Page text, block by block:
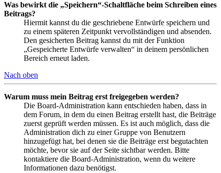
Was bewirkt die „Speichern“-Schaltfläche beim Schreiben eines
Beitrags?
Hiermit kannst du die geschriebene Entwürfe speichern und
zu einem späteren Zeitpunkt vervollständigen und absenden.
Den gesicherten Beitrag kannst du mit der Funktion
„Gespeicherte Entwürfe verwalten“ in deinem persönlichen
Bereich erneut laden.
Nach oben
Warum muss mein Beitrag erst freigegeben werden?
Die Board-Administration kann entschieden haben, dass in
dem Forum, in dem du einen Beitrag erstellt hast, die Beiträge
zuerst geprüft werden müssen. Es ist auch möglich, dass die
Administration dich zu einer Gruppe von Benutzern
hinzugefügt hat, bei denen sie die Beiträge erst begutachten
möchte, bevor sie auf der Seite sichtbar werden. Bitte
kontaktiere die Board-Administration, wenn du weitere
Informationen dazu benötigst.